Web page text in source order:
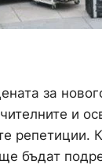
за
и
репетиции.
бъдат